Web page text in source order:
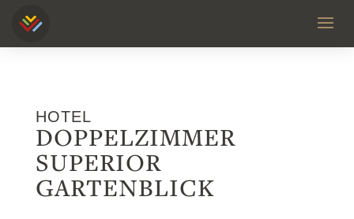
HOTEL
DOPPELZIMMER
SUPERIOR
GARTENBLICK